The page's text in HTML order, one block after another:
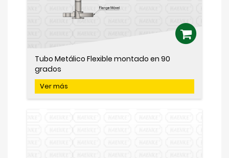
Tubo Metálico Flexible montado en 90
grados
Ver más